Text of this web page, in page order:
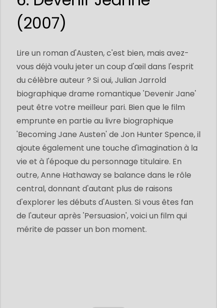
(2007)
Lire un roman d'Austen, c'est bien, mais avez-
vous déjà voulu jeter un coup d'œil dans l'esprit
du célèbre auteur ? Si oui, Julian Jarrold
biographique drame romantique 'Devenir Jane'
peut être votre meilleur pari. Bien que le film
emprunte en partie au livre biographique
'Becoming Jane Austen' de Jon Hunter Spence, il
ajoute également une touche d'imagination à la
vie et à l'époque du personnage titulaire. En
outre, Anne Hathaway se balance dans le rôle
central, donnant d'autant plus de raisons
d'explorer les débuts d'Austen. Si vous êtes fan
de l'auteur après 'Persuasion', voici un film qui
mérite de passer un bon moment.